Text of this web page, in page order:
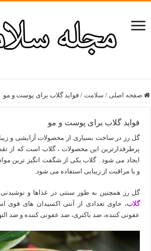
صفحه اصلی / سلامت / فواید گلاب برای پوست و مو
فواید گلاب برای پوست و مو
گل رز در ساخت بسیاری از محصولات آرایشی و
پرطرفدارترین این محصولات ، گلاب است که از
ایجاد می شود . گلاب یکی از شگفت انگیز ترین
و یا مراقبت از زیبایی استفاده می شود.
گل رز همچنین به طور سنتی در غذاها و
گلاب، حاوی تعدادی از آنتی اکسیدان های
عفونی کننده، ضد باکتری، ضد عفونی کننده و ضد